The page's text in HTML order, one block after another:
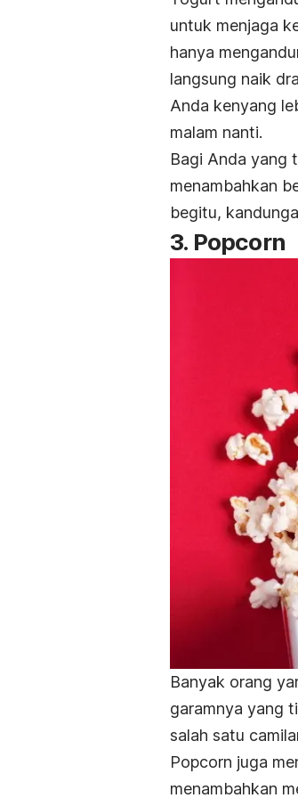
untuk menjaga
hanya
langsung naik
Anda kenyang
malam nanti.
Bagi Anda yang
menambahkan
begitu,
3. Popcorn
Banyak orang
garamnya yang
salah satu
Popcorn juga
menambahkan